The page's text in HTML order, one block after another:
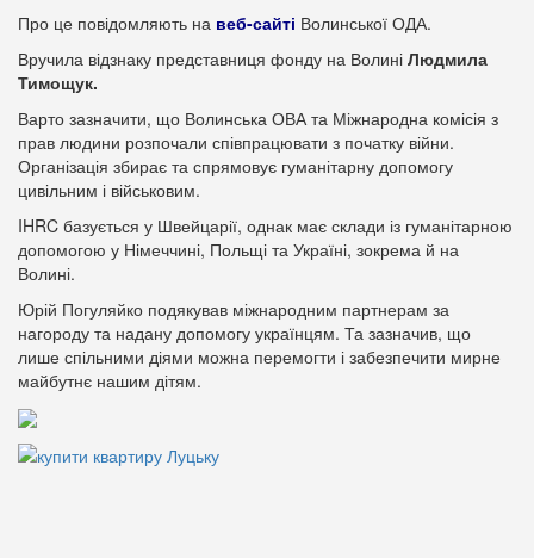
Про це повідомляють на веб-сайті Волинської ОДА.
Вручила відзнаку представниця фонду на Волині Людмила
Тимощук.
Варто зазначити, що Волинська ОВА та Міжнародна комісія з
прав людини розпочали співпрацювати з початку війни.
Організація збирає та спрямовує гуманітарну допомогу
цивільним і військовим.
IHRC базується у Швейцарії, однак має склади із гуманітарною
допомогою у Німеччині, Польщі та Україні, зокрема й на
Волині.
Юрій Погуляйко подякував міжнародним партнерам за
нагороду та надану допомогу українцям. Та зазначив, що
лише спільними діями можна перемогти і забезпечити мирне
майбутнє нашим дітям.